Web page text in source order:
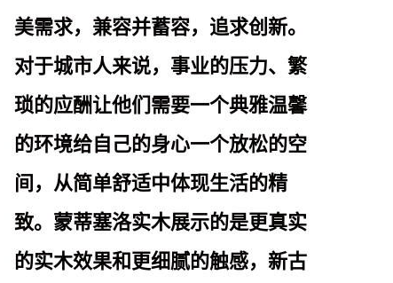
美需求，兼容并蓄容，追求创新。
对于城市人来说，事业的压力、繁
琐的应酬让他们需要一个典雅温馨
的环境给自己的身心一个放松的空
间，从简单舒适中体现生活的精
致。蒙蒂塞洛实木展示的是更真实
的实木效果和更细腻的触感，新古